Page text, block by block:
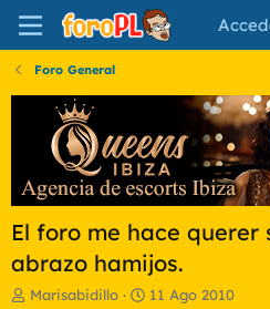
Foro General
El foro me hace querer
abrazo hamijos.
IMarisabidillo
F11 Ago 2010